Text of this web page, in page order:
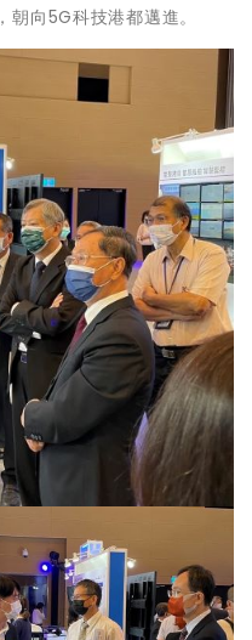
向5G科技港都邁進。